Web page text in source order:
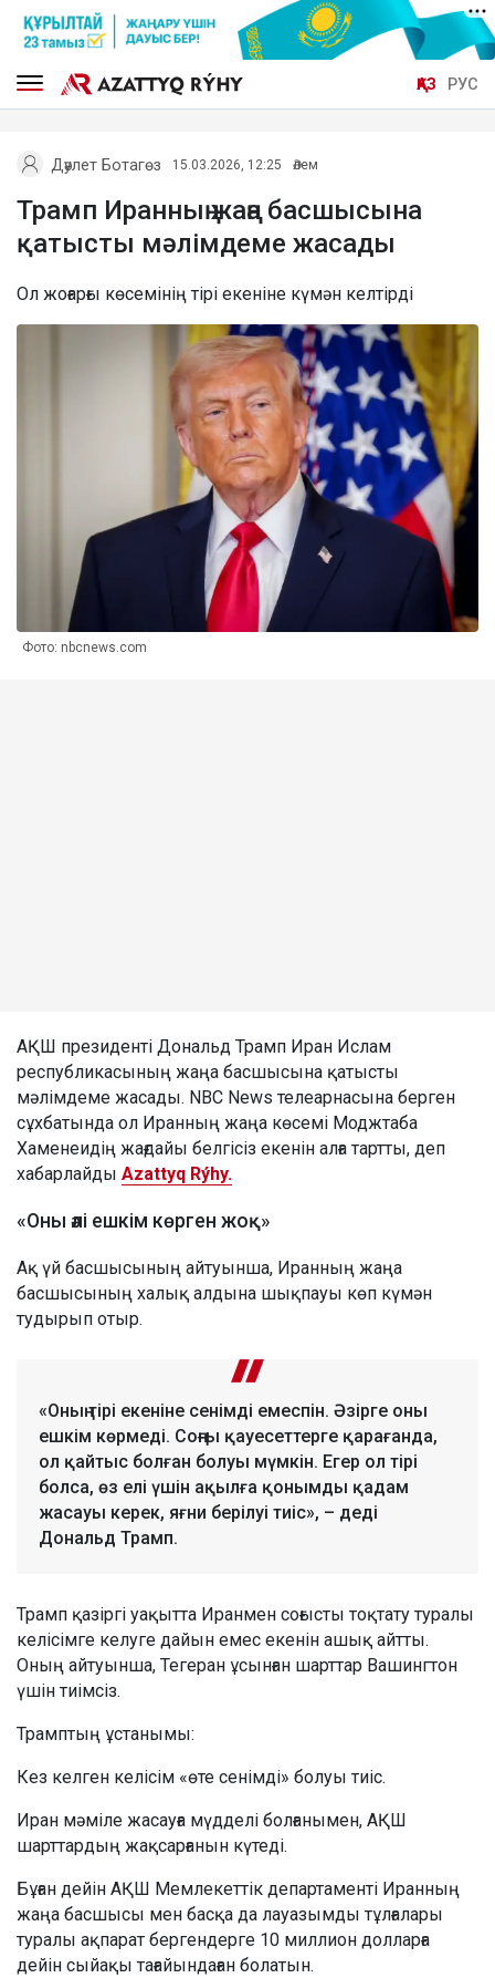
ҚАЗ РУС
Дәулет Ботагөз 15.03.2026, 12:25 Әлем
Трамп Иранның жаңа басшысына
қатысты мәлімдеме жасады
Ол жоғарғы көсемінің тірі екеніне күмән келтірді
Фото: nbcnews.com
АҚШ президенті Дональд Трамп Иран Ислам
республикасының жаңа басшысына қатысты
мәлімдеме жасады. NBC News телеарнасына берген
сұхбатында ол Иранның жаңа көсемі Моджтаба
Хаменеидің жағдайы белгісіз екенін алға тартты, деп
хабарлайды Azattyq Rýhy.
«Оны әлі ешкім көрген жоқ»
Ақ үй басшысының айтуынша, Иранның жаңа
басшысының халық алдына шықпауы көп күмән
тудырып отыр.
«Оның тірі екеніне сенімді емеспін. Әзірге оны
ешкім көрмеді. Соңғы қауесеттерге қарағанда,
ол қайтыс болған болуы мүмкін. Егер ол тірі
болса, өз елі үшін ақылға қонымды қадам
жасауы керек, яғни берілуі тиіс», – деді
Дональд Трамп.
Трамп қазіргі уақытта Иранмен соғысты тоқтату туралы
келісімге келуге дайын емес екенін ашық айтты.
Оның айтуынша, Тегеран ұсынған шарттар Вашингтон
үшін тиімсіз.
Трамптың ұстанымы:
Кез келген келісім «өте сенімді» болуы тиіс.
Иран мәміле жасауға мүдделі болғанымен, АҚШ
шарттардың жақсарғанын күтеді.
Бұған дейін АҚШ Мемлекеттік департаменті Иранның
жаңа басшысы мен басқа да лауазымды тұлғалары
туралы ақпарат бергендерге 10 миллион долларға
дейін сыйақы тағайындаған болатын.